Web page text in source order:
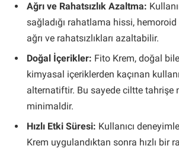
Ağrı ve Rahatsızlık Azaltma:
sağladığı rahatlama hissi,
ağrı ve rahatsızlıkları azaltabilir.
Doğal İçerikler: Fito Krem, doğal
kimyasal içeriklerden kaçınan
alternatiftir. Bu sayede ciltte tahrişe
minimaldir.
Hızlı Etki Süresi: Kullanıcı
Krem uygulandıktan sonra hızlı bir